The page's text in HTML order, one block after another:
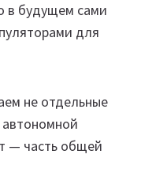
в будущем сами
для
не отдельные
— часть общей